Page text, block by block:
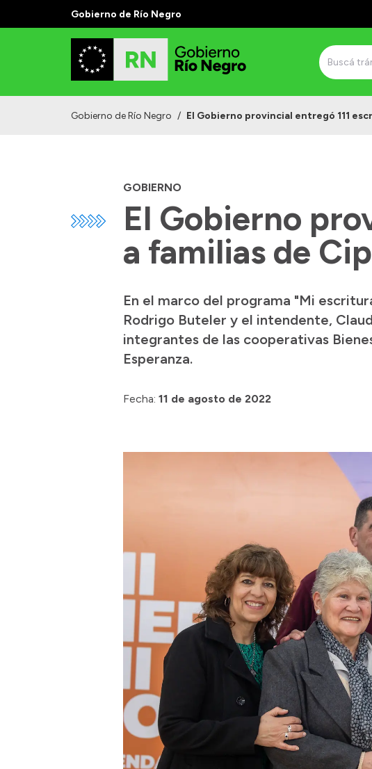
Gobierno de Río Negro
Gobierno de Río Negro / El Gobierno provincial entregó 111
GOBIERNO
El Gobierno
a familias de
En el marco del programa "Mi
Rodrigo Buteler y el intendente,
integrantes de las cooperativas
Esperanza.
Fecha: 11 de agosto de 2022